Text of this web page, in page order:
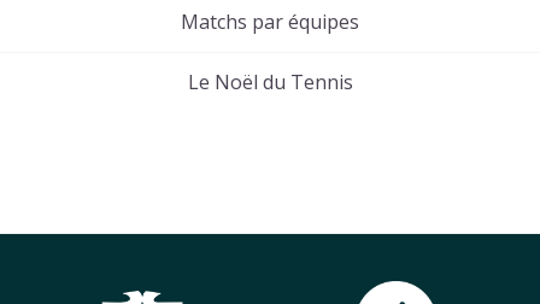
Matchs par équipes
Le Noël du Tennis